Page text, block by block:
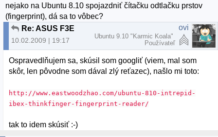
nejako na Ubuntu 8.10 spojazdniť čítačku odtlačku prstov
(fingerprint), dá sa to vôbec?
Re: ASUS F3E
10.02.2009 | 19:17
ovi
Ubuntu 9.10 "Karmic Koala"
Používateľ
Ospravedlňujem sa, skúsil som googliť (viem, mal som
skôr, len pôvodne som dával zlý reťazec), našlo mi toto:
http://www.eastwoodzhao.com/ubuntu-810-intrepid-
ibex-thinkfinger-fingerprint-reader/
tak to idem skúsiť :-)